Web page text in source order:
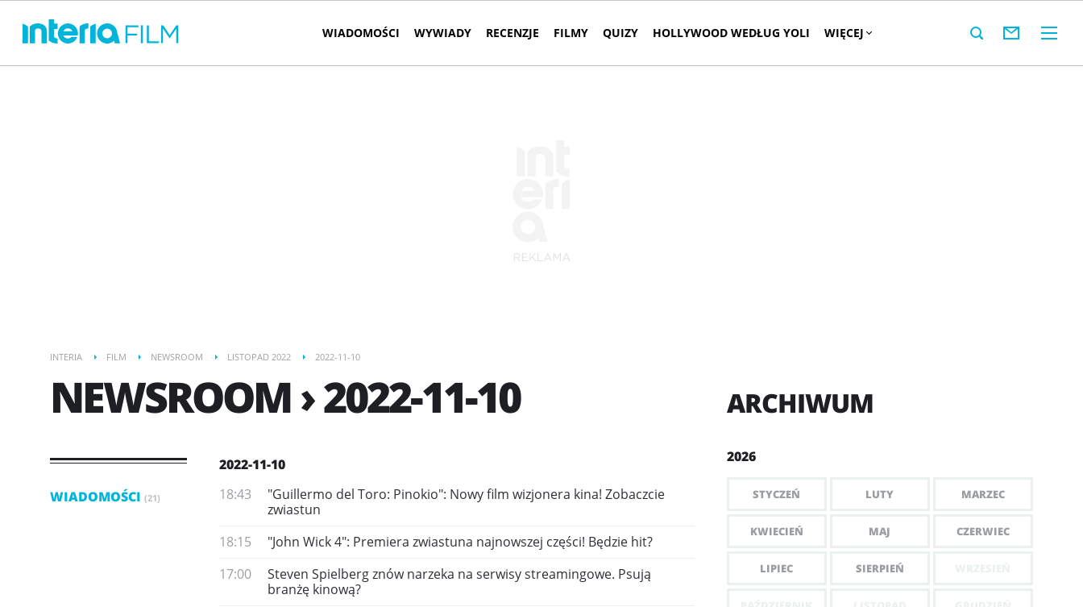
WIADOMOŚCI WYWIADY RECENZJE FILMY QUIZY HOLLYWOOD WEDŁUG YOLI WIĘCEJ
INTERIA FILM NEWSROOM LISTOPAD 2022 2022-11-10
NEWSROOM › 2022-11-10
WIADOMOŚCI (21)
2022-11-10
18:43
"Guillermo del Toro: Pinokio": Nowy film wizjonera kina! Zobaczcie
zwiastun
18:15
"John Wick 4": Premiera zwiastuna najnowszej części! Będzie hit?
17:00
Steven Spielberg znów narzeka na serwisy streamingowe. Psują
branżę kinową?
ARCHIWUM
2026
STYCZEŃ LUTY MARZEC
KWIECIEŃ MAJ CZERWIEC
LIPIEC SIERPIEŃ